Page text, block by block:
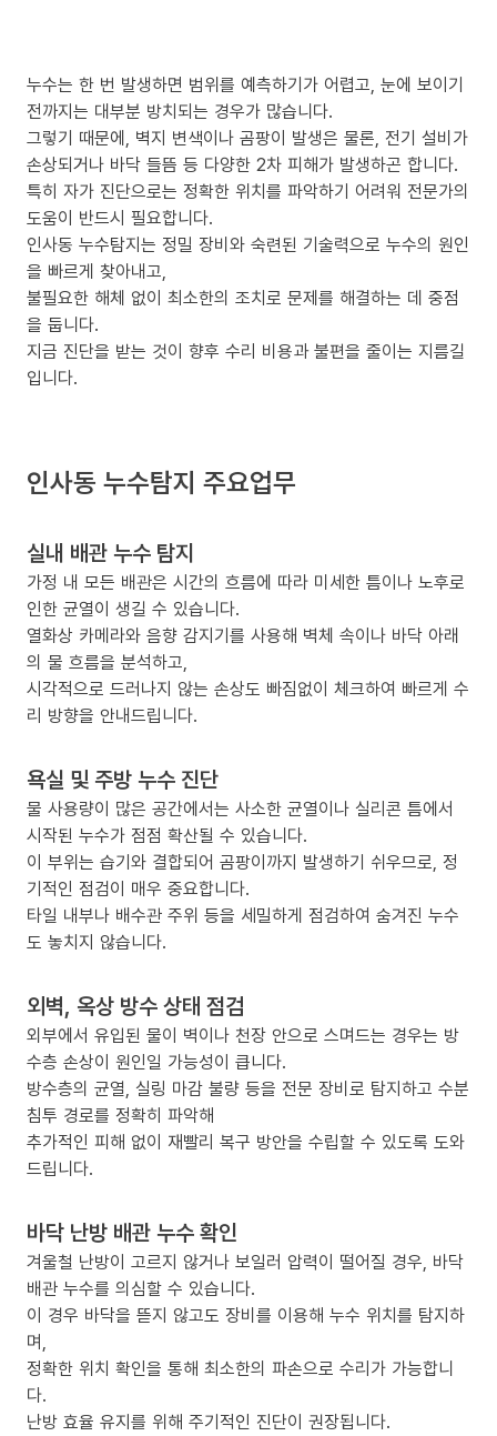
누수는 한 번 발생하면 범위를 예측하기가 어렵고, 눈에 보이기
전까지는 대부분 방치되는 경우가 많습니다.
그렇기 때문에, 벽지 변색이나 곰팡이 발생은 물론, 전기 설비가
손상되거나 바닥 들뜸 등 다양한 2차 피해가 발생하곤 합니다.
특히 자가 진단으로는 정확한 위치를 파악하기 어려워 전문가의
도움이 반드시 필요합니다.
인사동 누수탐지는 정밀 장비와 숙련된 기술력으로 누수의 원인
을 빠르게 찾아내고,
불필요한 해체 없이 최소한의 조치로 문제를 해결하는 데 중점
을 둡니다.
지금 진단을 받는 것이 향후 수리 비용과 불편을 줄이는 지름길
입니다.
인사동 누수탐지 주요업무
실내 배관 누수 탐지
가정 내 모든 배관은 시간의 흐름에 따라 미세한 틈이나 노후로
인한 균열이 생길 수 있습니다.
열화상 카메라와 음향 감지기를 사용해 벽체 속이나 바닥 아래
의 물 흐름을 분석하고,
시각적으로 드러나지 않는 손상도 빠짐없이 체크하여 빠르게 수
리 방향을 안내드립니다.
욕실 및 주방 누수 진단
물 사용량이 많은 공간에서는 사소한 균열이나 실리콘 틈에서
시작된 누수가 점점 확산될 수 있습니다.
이 부위는 습기와 결합되어 곰팡이까지 발생하기 쉬우므로, 정
기적인 점검이 매우 중요합니다.
타일 내부나 배수관 주위 등을 세밀하게 점검하여 숨겨진 누수
도 놓치지 않습니다.
외벽, 옥상 방수 상태 점검
외부에서 유입된 물이 벽이나 천장 안으로 스며드는 경우는 방
수층 손상이 원인일 가능성이 큽니다.
방수층의 균열, 실링 마감 불량 등을 전문 장비로 탐지하고 수분
침투 경로를 정확히 파악해
추가적인 피해 없이 재빨리 복구 방안을 수립할 수 있도록 도와
드립니다.
바닥 난방 배관 누수 확인
겨울철 난방이 고르지 않거나 보일러 압력이 떨어질 경우, 바닥
배관 누수를 의심할 수 있습니다.
이 경우 바닥을 뜯지 않고도 장비를 이용해 누수 위치를 탐지하
며,
정확한 위치 확인을 통해 최소한의 파손으로 수리가 가능합니
다.
난방 효율 유지를 위해 주기적인 진단이 권장됩니다.